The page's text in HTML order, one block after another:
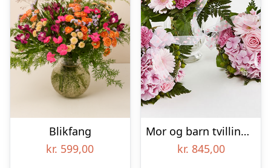
Blikfang
kr. 599,00
Mor og barn tvillinger lyserød – Send blomster med Bloomit
kr. 845,00